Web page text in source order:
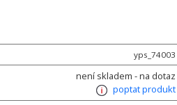
yps_74003
není skladem - na dotaz
poptat produkt